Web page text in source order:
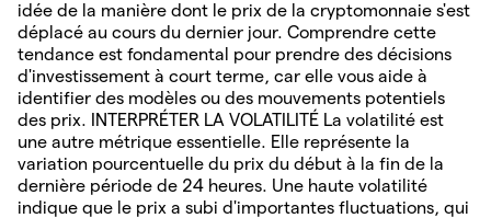
idée de la manière dont le prix de la cryptomonnaie s'est
déplacé au cours du dernier jour. Comprendre cette
tendance est fondamental pour prendre des décisions
d'investissement à court terme, car elle vous aide à
identifier des modèles ou des mouvements potentiels
des prix. INTERPRÉTER LA VOLATILITÉ La volatilité est
une autre métrique essentielle. Elle représente la
variation pourcentuelle du prix du début à la fin de la
dernière période de 24 heures. Une haute volatilité
indique que le prix a subi d'importantes fluctuations, qui